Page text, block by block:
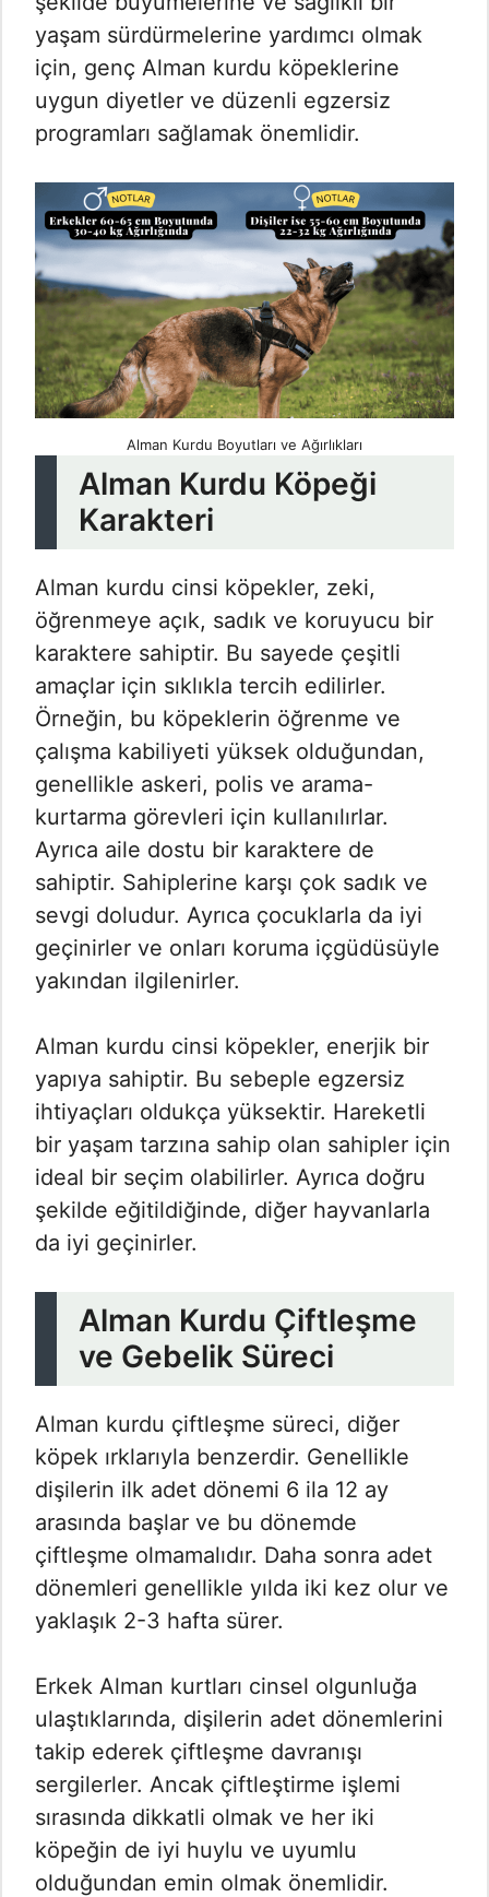
yaşam sürdürmelerine yardımcı olmak
için, genç Alman kurdu köpeklerine
uygun diyetler ve düzenli egzersiz
programları sağlamak önemlidir.
Alman Kurdu Boyutları ve Ağırlıkları
Alman Kurdu Köpeği
Karakteri
Alman kurdu cinsi köpekler, zeki,
öğrenmeye açık, sadık ve koruyucu bir
karaktere sahiptir. Bu sayede çeşitli
amaçlar için sıklıkla tercih edilirler.
Örneğin, bu köpeklerin öğrenme ve
çalışma kabiliyeti yüksek olduğundan,
genellikle askeri, polis ve arama-
kurtarma görevleri için kullanılırlar.
Ayrıca aile dostu bir karaktere de
sahiptir. Sahiplerine karşı çok sadık ve
sevgi doludur. Ayrıca çocuklarla da iyi
geçinirler ve onları koruma içgüdüsüyle
yakından ilgilenirler.
Alman kurdu cinsi köpekler, enerjik bir
yapıya sahiptir. Bu sebeple egzersiz
ihtiyaçları oldukça yüksektir. Hareketli
bir yaşam tarzına sahip olan sahipler için
ideal bir seçim olabilirler. Ayrıca doğru
şekilde eğitildiğinde, diğer hayvanlarla
da iyi geçinirler.
Alman Kurdu Çiftleşme
ve Gebelik Süreci
Alman kurdu çiftleşme süreci, diğer
köpek ırklarıyla benzerdir. Genellikle
dişilerin ilk adet dönemi 6 ila 12 ay
arasında başlar ve bu dönemde
çiftleşme olmamalıdır. Daha sonra adet
dönemleri genellikle yılda iki kez olur ve
yaklaşık 2-3 hafta sürer.
Erkek Alman kurtları cinsel olgunluğa
ulaştıklarında, dişilerin adet dönemlerini
takip ederek çiftleşme davranışı
sergilerler. Ancak çiftleştirme işlemi
sırasında dikkatli olmak ve her iki
köpeğin de iyi huylu ve uyumlu
olduğundan emin olmak önemlidir.